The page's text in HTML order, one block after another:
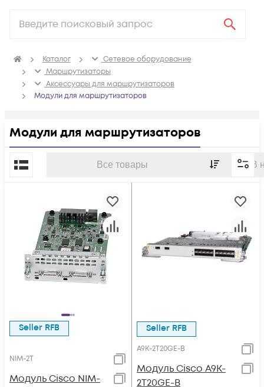
Каталог
Сетевое оборудование
Маршрутизаторы
Аксессуары для маршрутизаторов
Модули для маршрутизаторов
Модули для маршрутизаторов
Все товары В
По популярности
Seller RFB
NIM-2T
Модуль Cisco NIM-
Seller RFB
A9K-2T20GE-B
Модуль Cisco A9K-
2T20GE-B